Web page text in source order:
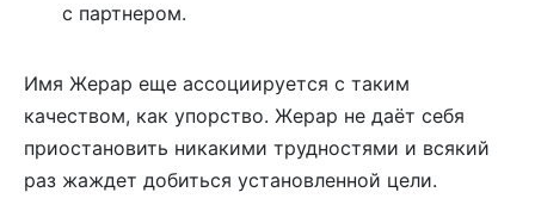
с партнером.
Имя Жерар еще ассоциируется с таким
качеством, как упорство. Жерар не даёт себя
приостановить никакими трудностями и всякий
раз жаждет добиться установленной цели.